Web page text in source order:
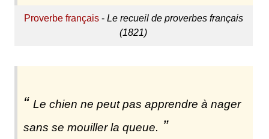
Proverbe français- Le recueil de proverbes français
(1821)
Le chien ne peut pas apprendre à nager
sans se mouiller la queue.